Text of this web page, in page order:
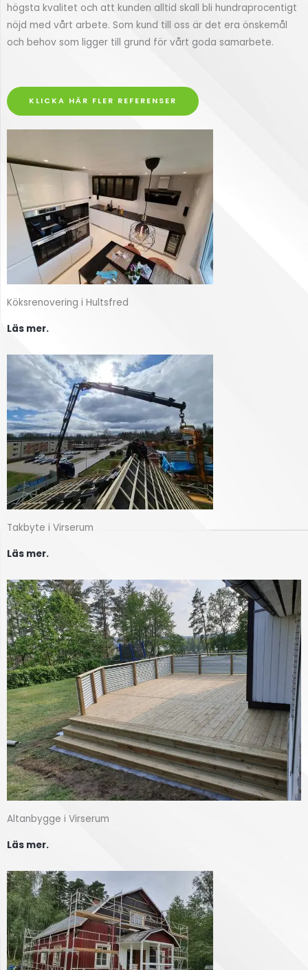
högsta kvalitet och att kunden alltid skall bli hundraprocentigt
nöjd med vårt arbete. Som kund till oss är det era önskemål
och behov som ligger till grund för vårt goda samarbete.
KLICKA HÄR FLER REFERENSER
Köksrenovering i Hultsfred
Läs mer.
Takbyte i Virserum
Läs mer.
Altanbygge i Virserum
Läs mer.